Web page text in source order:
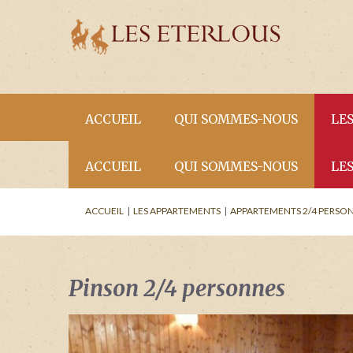
ACCUEIL
ACTUALITÉS
QUI SOMMES-NOUS
La résidence
Les services
Situation
Actualités
ACCUEIL
MONTAGNE EN ETE !
QUI SOMMES-NOUS
La résidence
Les services
Situation
Actualités
ACCUEIL | LES APPARTEMENTS | APPARTEMENTS 2/4
Pinson 2/4 personnes